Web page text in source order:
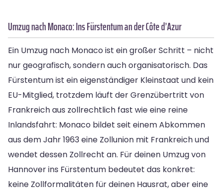
Umzug nach Monaco: Ins Fürstentum an der Côte d’Azur
Ein Umzug nach Monaco ist ein großer Schritt – nicht
nur geografisch, sondern auch organisatorisch. Das
Fürstentum ist ein eigenständiger Kleinstaat und kein
EU-Mitglied, trotzdem läuft der Grenzübertritt von
Frankreich aus zollrechtlich fast wie eine reine
Inlandsfahrt: Monaco bildet seit einem Abkommen
aus dem Jahr 1963 eine Zollunion mit Frankreich und
wendet dessen Zollrecht an. Für deinen Umzug von
Hannover ins Fürstentum bedeutet das konkret:
keine Zollformalitäten für deinen Hausrat, aber eine